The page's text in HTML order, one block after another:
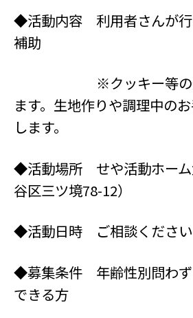
◆活動内容 利用者さんが行
補助
※クッキー等の焼
ます。生地作りや調理中の
します。
◆活動場所 せや活動ホー
谷区三ツ境78-12）
◆活動日時 ご相談ください
◆募集条件 年齢性別問わ
できる方